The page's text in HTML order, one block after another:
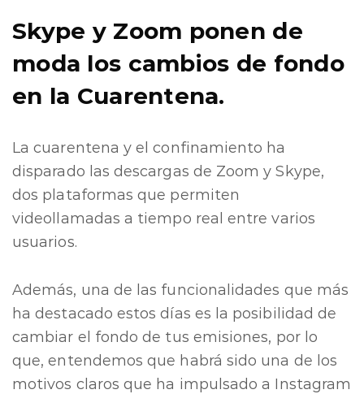
Skype y Zoom ponen de
moda los cambios de fondo
en la Cuarentena.
La cuarentena y el confinamiento ha
disparado las descargas de Zoom y Skype,
dos plataformas que permiten
videollamadas a tiempo real entre varios
usuarios.
Además, una de las funcionalidades que más
ha destacado estos días es la posibilidad de
cambiar el fondo de tus emisiones, por lo
que, entendemos que habrá sido una de los
motivos claros que ha impulsado a Instagram